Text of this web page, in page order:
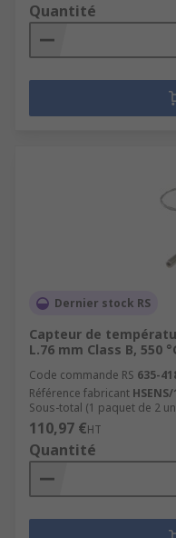
Quantité
Dernier stock RS
Capteur de
L.76 mm Class B, 550
Code commande RS 635-
Référence fabricant
Sous-total (1 paquet de 2
110,97 €HT
Quantité